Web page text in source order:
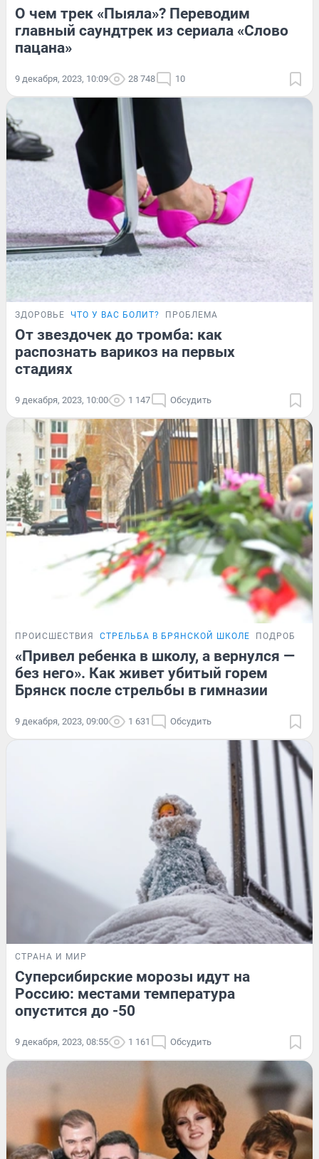
О чем трек «Пыяла»? Переводим
главный саундтрек из сериала «Слово
пацана»
9 декабря, 2023, 10:09 28 748 10
ЗДОРОВЬЕ ЧТО У ВАС БОЛИТ? ПРОБЛЕМА
От звездочек до тромба: как
распознать варикоз на первых
стадиях
9 декабря, 2023, 10:00 1 147 Обсудить
ПРОИСШЕСТВИЯ СТРЕЛЬБА В БРЯНСКОЙ ШКОЛЕ
«Привел ребенка в школу, а вернулся —
без него». Как живет убитый горем
Брянск после стрельбы в гимназии
9 декабря, 2023, 09:00 1 631 Обсудить
СТРАНА И МИР
Суперсибирские морозы идут на
Россию: местами температура
опустится до -50
9 декабря, 2023, 08:55 1 161 Обсудить